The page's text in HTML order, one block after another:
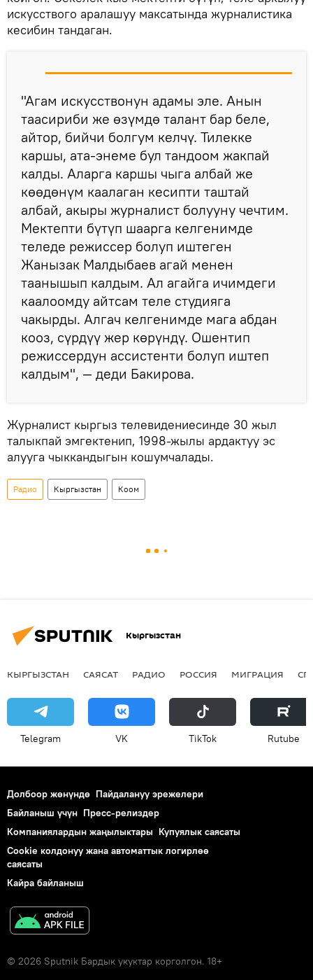
искусствого аралашуу максатында журналистика
кесибин тандаган.
"Агам искусствонун адамы эле. Анын
таасириби же өзүмдө талант бар беле,
айтор, бийчи болгум келчү. Тилекке
каршы, ата-энеме бул тандоом жакпай
калды. Аларга каршы чыга албай же
көөдөнүм каалаган кесипти таштай
албай, акыры журналист болууну чечтим.
Мектепти бүтүп шаарга келгенимде
теледе режиссер болуп иштеген
Жанызак Малдыбаев агай менен
таанышып калдым. Ал агайга ичимдеги
каалоомду айтсам теле студияга
чакырды. Алгач келгенимде мага абдан
кооз, сүрдүү жер көрүндү. Ошентип
режиссердун ассистенти болуп иштеп
калдым", — деди Бакирова.
Журналист кыргыз телевидениесинде 30 жыл
талыкпай эмгектенип, 1998-жылы ардактуу эс
алууга чыккандыгын кошумчалады.
Радио Кыргызстан Коом
Кыргызстан
КЫРГЫЗСТАН САЯСАТ РАДИО РОССИЯ МИГРАЦИЯ
Telegram VK ТikТоk Rutube
Долбоор жөнүндө Пайдалануу эрежелери
Байланыш үчүн Пресс-релиздер
Компаниялардын жаңылыктары Купуялык саясаты
Cookie колдонуу жана автоматтык логирлөө
саясаты
Кайра байланыш
© 2026 Sputnik Бардык укуктар корголгон. 18+